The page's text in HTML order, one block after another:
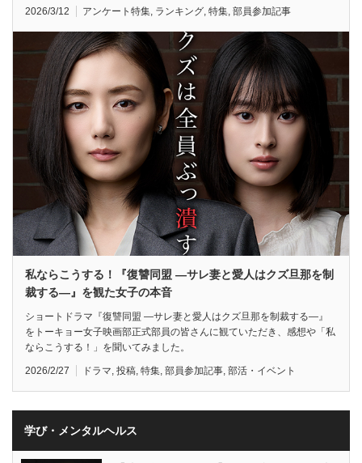
2026/3/12 アンケート特集, ランキング, 特集, 部員参加記事
私ならこうする！『復讐同盟 —サレ妻と愛人はクズ旦那を制
裁する—』を観た女子の本音
ショートドラマ『復讐同盟 —サレ妻と愛人はクズ旦那を制裁する—』
をトーキョー女子映画部正式部員の皆さんに観ていただき、感想や「私
ならこうする！」を聞いてみました。
2026/2/27 ドラマ, 投稿, 特集, 部員参加記事, 部活・イベント
学び・メンタルヘルス